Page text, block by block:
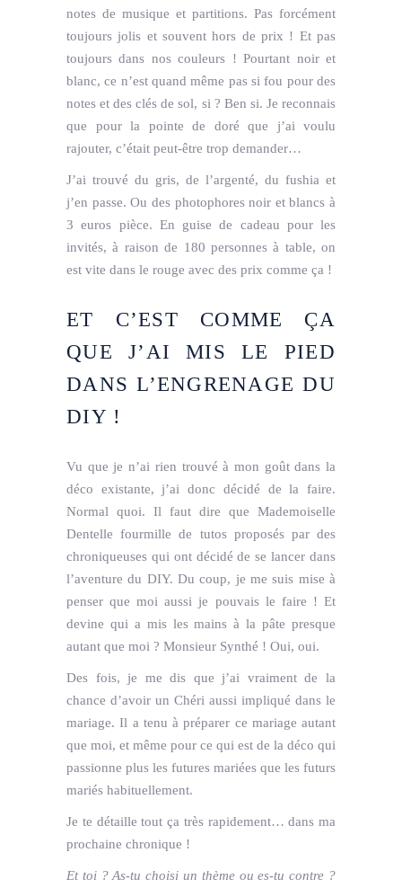
notes de musique et partitions. Pas forcément
toujours jolis et souvent hors de prix ! Et pas
toujours dans nos couleurs ! Pourtant noir et
blanc, ce n’est quand même pas si fou pour des
notes et des clés de sol, si ? Ben si. Je reconnais
que pour la pointe de doré que j’ai voulu
rajouter, c’était peut-être trop demander…
J’ai trouvé du gris, de l’argenté, du fushia et
j’en passe. Ou des photophores noir et blancs à
3 euros pièce. En guise de cadeau pour les
invités, à raison de 180 personnes à table, on
est vite dans le rouge avec des prix comme ça !
ET C’EST COMME ÇA
QUE J’AI MIS LE PIED
DANS L’ENGRENAGE DU
DIY !
Vu que je n’ai rien trouvé à mon goût dans la
déco existante, j’ai donc décidé de la faire.
Normal quoi. Il faut dire que Mademoiselle
Dentelle fourmille de tutos proposés par des
chroniqueuses qui ont décidé de se lancer dans
l’aventure du DIY. Du coup, je me suis mise à
penser que moi aussi je pouvais le faire ! Et
devine qui a mis les mains à la pâte presque
autant que moi ? Monsieur Synthé ! Oui, oui.
Des fois, je me dis que j’ai vraiment de la
chance d’avoir un Chéri aussi impliqué dans le
mariage. Il a tenu à préparer ce mariage autant
que moi, et même pour ce qui est de la déco qui
passionne plus les futures mariées que les futurs
mariés habituellement.
Je te détaille tout ça très rapidement… dans ma
prochaine chronique !
Et toi ? As-tu choisi un thème ou es-tu contre ?